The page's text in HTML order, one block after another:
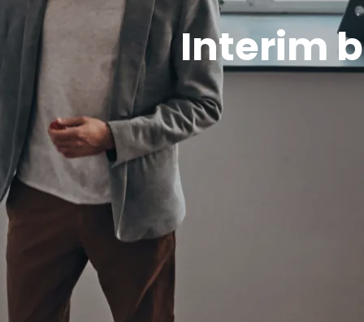
Interim